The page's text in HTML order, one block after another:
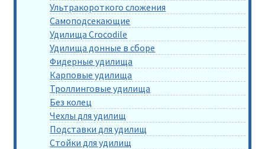
Ультракороткого сложения
Самоподсекающие
Удилища Crocodile
Удилища донные в сборе
Фидерные удилища
Карповые удилища
Троллинговые удилища
Без колец
Чехлы для удилищ
Подставки для удилищ
Стойки для удилищ